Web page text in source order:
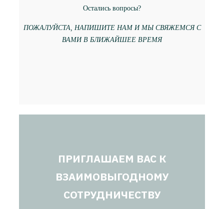
Остались вопросы?
ПОЖАЛУЙСТА, НАПИШИТЕ НАМ И МЫ СВЯЖЕМСЯ С
ВАМИ В БЛИЖАЙШЕЕ ВРЕМЯ
ПРИГЛАШАЕМ ВАС К
ВЗАИМОВЫГОДНОМУ
СОТРУДНИЧЕСТВУ